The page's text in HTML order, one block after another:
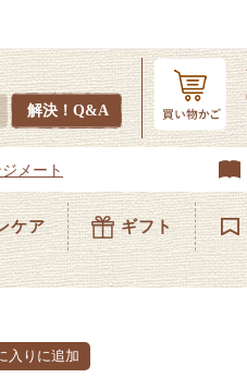
解決！Q&A
ケア ギフト
入りに追加